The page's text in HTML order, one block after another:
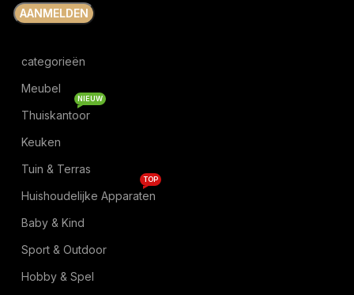
categorieën
Meubel
Thuiskantoor
NIEUW
Keuken
Tuin & Terras
Huishoudelijke Apparaten
TOP
Baby & Kind
Sport & Outdoor
Hobby & Spel